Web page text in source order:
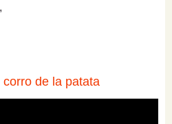
de la patata